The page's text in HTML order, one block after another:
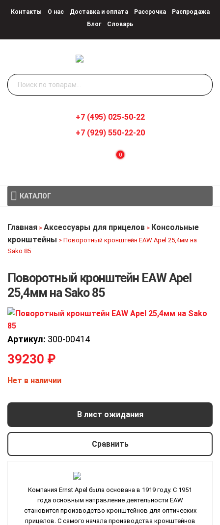
Контакты О нас Доставка и оплата Рассрочка
Распродажа
Блог
Словарь
Искать:
0
+7 (495) 025-50-22
+7 (929) 550-22-20
КАТАЛОГ
Главная > Аксессуары для прицелов > Консольные
кронштейны > Поворотный кронштейн EAW Apel 25,4мм на
Sako 85
Поворотный кронштейн EAW Apel
25,4мм на Sako 85
Артикул: 300-00414
39230 ₽
Нет в наличии
В лист ожидания
Сравнить
Компания Ernst Apel была основана в 1919 году. С 1951
года основным направление деятельности EAW
становится производство кронштейнов для оптических
прицелов. С самого начала производства кронштейнов